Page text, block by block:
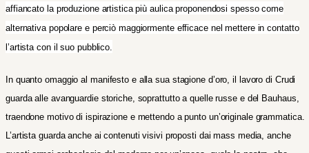
affiancato la produzione artistica più aulica proponendosi spesso come
alternativa popolare e perciò maggiormente efficace nel mettere in contatto
l’artista con il suo pubblico.
In quanto omaggio al manifesto e alla sua stagione d’oro, il lavoro di Crudi
guarda alle avanguardie storiche, soprattutto a quelle russe e del Bauhaus,
traendone motivo di ispirazione e mettendo a punto un’originale grammatica.
L’artista guarda anche ai contenuti visivi proposti dai mass media, anche